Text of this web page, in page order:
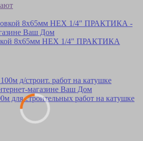
8х65мм HEX 1/4" ПРАКТИКА
для строительных работ на катушке